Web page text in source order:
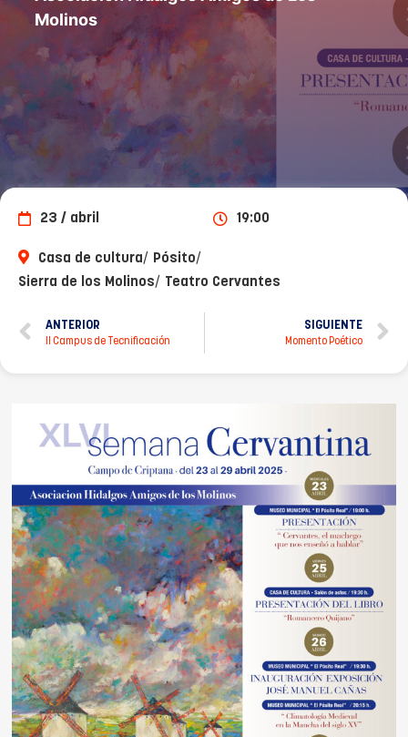
Molinos
23 / abril 19:00
Casa de cultura/ Pósito/
Sierra de los Molinos/ Teatro Cervantes
ANTERIOR
II Campus de Tecnificación
SIGUIENTE
Momento Poético